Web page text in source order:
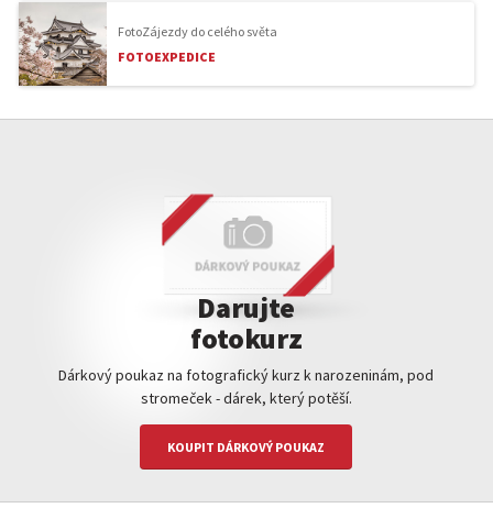
FotoZájezdy do celého světa
FOTOEXPEDICE
Darujte
fotokurz
Dárkový poukaz na fotografický kurz k narozeninám, pod
stromeček - dárek, který potěší.
KOUPIT DÁRKOVÝ POUKAZ